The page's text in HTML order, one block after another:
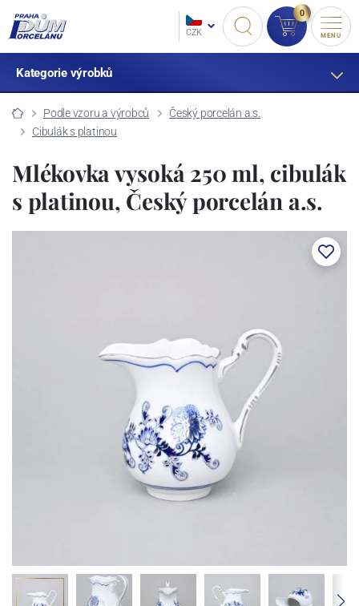
CZK
0
MENU
Kategorie výrobků
Podle vzoru a výrobců
Český porcelán a.s.
Cibulák s platinou
Mlékovka vysoká 250 ml, cibulák
s platinou, Český porcelán a.s.